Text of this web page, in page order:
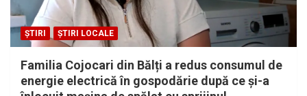
ȘTIRI ȘTIRI LOCALE
Familia Cojocari din Bălți a redus consumul de
energie electrică în gospodărie după ce și-a